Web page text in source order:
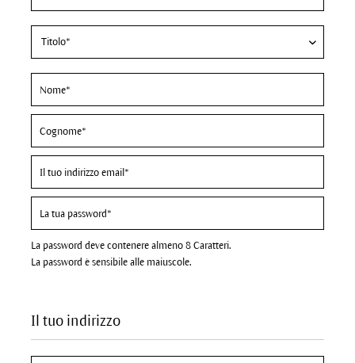
La password deve contenere almeno 8 Caratteri.
La password è sensibile alle maiuscole.
Il tuo indirizzo